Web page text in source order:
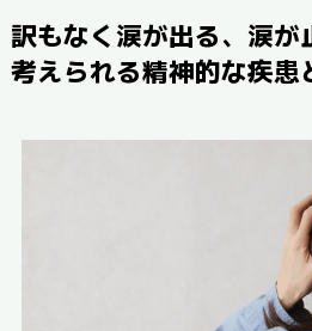
訳もなく涙が出る、涙が
考えられる精神的な疾患